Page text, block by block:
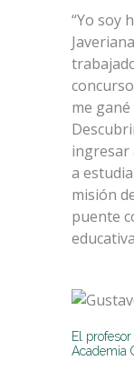
“Yo soy
me
ingresar
a
misión
puente
El
Academia